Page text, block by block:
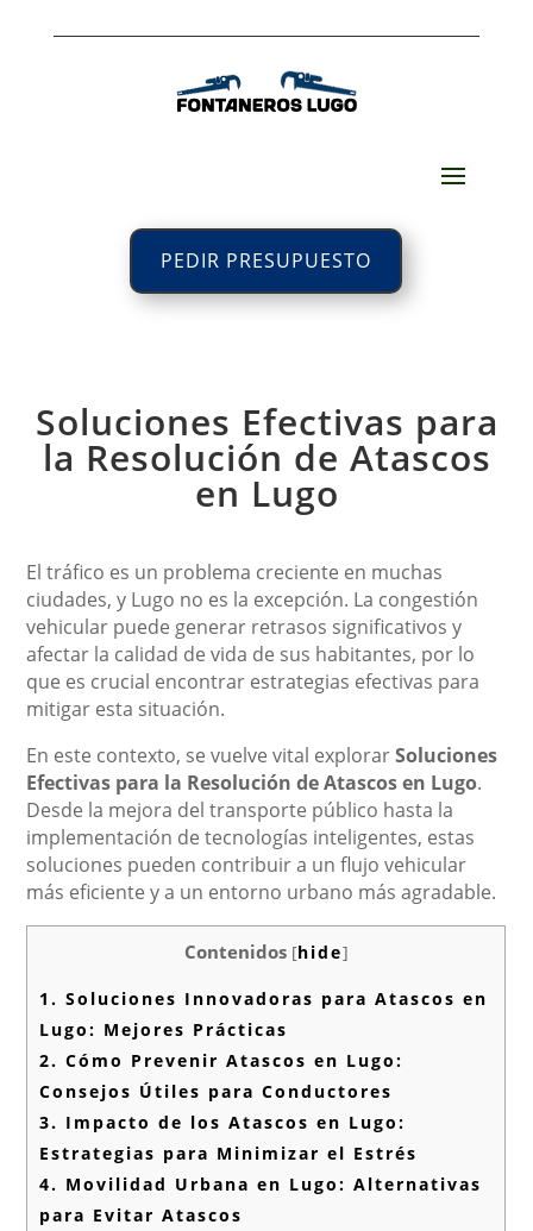
PEDIR PRESUPUESTO
Soluciones Efectivas para
la Resolución de Atascos
en Lugo
El tráfico es un problema creciente en muchas
ciudades, y Lugo no es la excepción. La congestión
vehicular puede generar retrasos significativos y
afectar la calidad de vida de sus habitantes, por lo
que es crucial encontrar estrategias efectivas para
mitigar esta situación.
En este contexto, se vuelve vital explorarSoluciones
Efectivas para la Resolución de Atascos en Lugo.
Desde la mejora del transporte público hasta la
implementación de tecnologías inteligentes, estas
soluciones pueden contribuir a un flujo vehicular
más eficiente y a un entorno urbano más agradable.
Contenidos [hide]
1. Soluciones Innovadoras para Atascos en
Lugo: Mejores Prácticas
2. Cómo Prevenir Atascos en Lugo:
Consejos Útiles para Conductores
3. Impacto de los Atascos en Lugo:
Estrategias para Minimizar el Estrés
4. Movilidad Urbana en Lugo: Alternativas
para Evitar Atascos